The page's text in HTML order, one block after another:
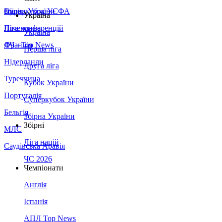
Збірна України
Італія
Німеччина
Франція
Нідерланди
Туреччина
Португалія
Бельгія
МЛС
Саудівська Аравія
Суперкубок УЄФА
Ліга конференцій
ЛЧ - Top News
Україна
Україна
Перша ліга
Друга ліга
Кубок України
Суперкубок України
Збірна України
Збірні
Ліга націй
ЧС 2026
Чемпіонати
Англія
Іспанія
АПЛ Top News